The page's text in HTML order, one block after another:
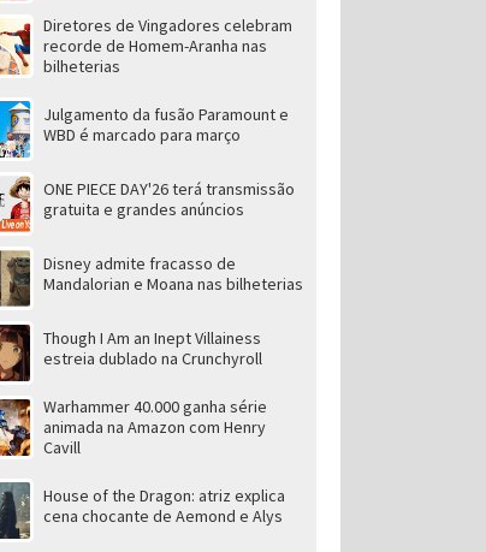
Diretores de Vingadores celebram
recorde de Homem-Aranha nas
bilheterias
Julgamento da fusão Paramount e
WBD é marcado para março
ONE PIECE DAY'26 terá transmissão
gratuita e grandes anúncios
Disney admite fracasso de
Mandalorian e Moana nas bilheterias
Though I Am an Inept Villainess
estreia dublado na Crunchyroll
Warhammer 40.000 ganha série
animada na Amazon com Henry
Cavill
House of the Dragon: atriz explica
cena chocante de Aemond e Alys